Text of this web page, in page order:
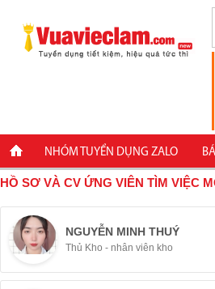
NHÓM TUYỂN DỤNG ZALO
HỒ SƠ VÀ CV ỨNG VIÊN TÌM VIỆC
NGUYỄN MINH THUÝ
Thủ Kho - nhân viên kho